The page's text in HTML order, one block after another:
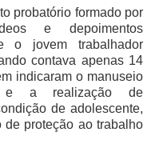
Obras
probatório formado por
e depoimentos
o jovem trabalhador
contava apenas 14
indicaram o manuseio
e a realização de
de adolescente,
proteção ao trabalho